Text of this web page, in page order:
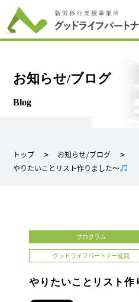
お知らせ/ブログ
Blog
トップ
お知らせ/ブログ
やりたいことリスト作りました～
プログラム
グッドライフパートナー延岡
やりたいことリスト作